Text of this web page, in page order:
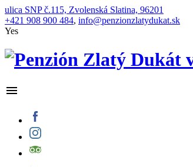
ulica SNP č.115, Zvolenská Slatina, 96201
+421 908 900 484, info@penzionzlatydukat.sk
Yes